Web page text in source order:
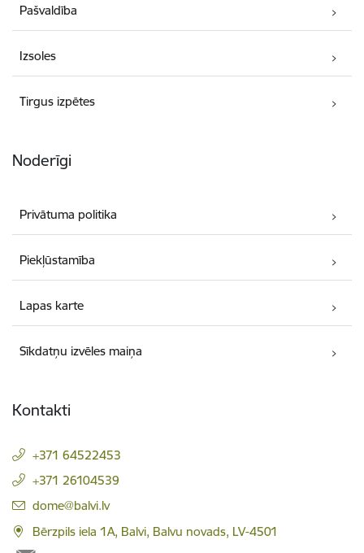
Pašvaldība
Izsoles
Tirgus izpētes
Noderīgi
Privātuma politika
Piekļūstamība
Lapas karte
Sīkdatņu izvēles maiņa
Kontakti
+371 64522453
+371 26104539
E-pasts:
dome@balvi.lv
Bērzpils iela 1A, Balvi, Balvu novads, LV-4501